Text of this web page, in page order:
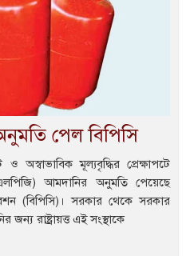
পেল বিপিসি
মূল্যবৃদ্ধির প্রেক্ষাপটে
আমদানির অনুমতি পেয়েছে
(বিপিসি)। সরকার থেকে সরকার
রাষ্ট্রায়ত্ত এই সংস্থাকে